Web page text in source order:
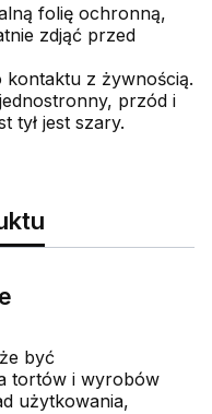
folię ochronną,
zdjąć przed
kontaktu z żywnością.
przód i
tył jest szary.
być
tortów i wyrobów
użytkowania,